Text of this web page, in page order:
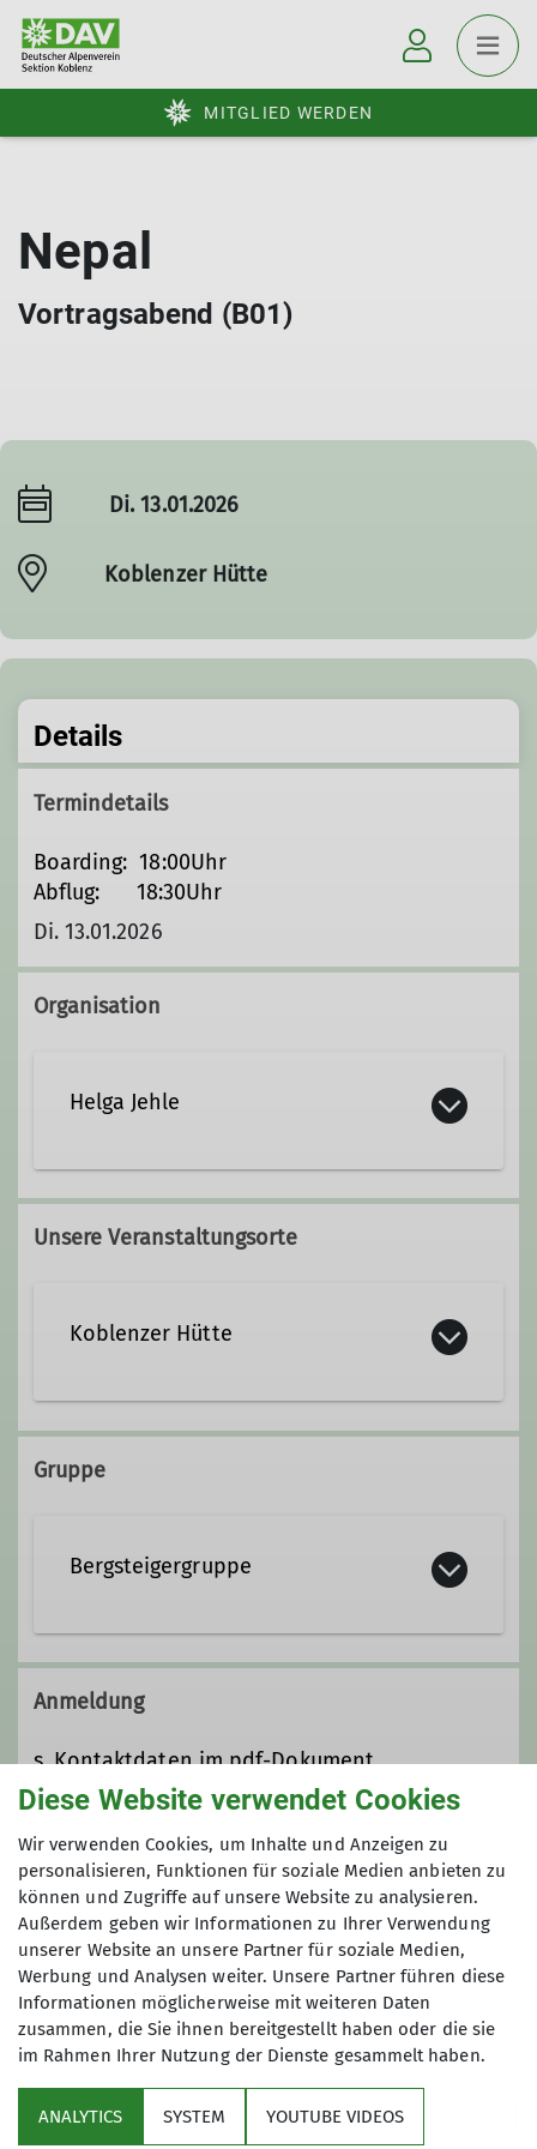
MITGLIED WERDEN
Nepal
Vortragsabend (B01)
Di. 13.01.2026
Koblenzer Hütte
Details
Termindetails
Boarding: 18:00Uhr
Abflug: 18:30Uhr
Di. 13.01.2026
Organisation
Helga Jehle
Unsere Veranstaltungsorte
Koblenzer Hütte
Kolonnenweg 7
Gruppe
Bergsteigergruppe
In der Bergsteigergruppe teilen wir
die Begeisterung Touren in den Alpen
und in der Heimatregion zu
unternehmen. In den Alpen gehen wir
mehrere Tage mit unserem Rucksack
von Hütte zu Hütte. Zur Vorbereitung
und zum Kennenlernen führen wir
Tageswanderungen in Eifel, Hunsrück,
Taunus und Westerwald durch. Unsere
geplanten Touren und Wanderungen
sind ausnahmslos
Gemeinschaftsunternehmungen. Bei
Interesse sind die angegebenen
Schwierigkeitsgrade für Bergwege und
Klettersteige zu beachten. Die
erfolgreiche Teilnahme an einem
alpinen Grundkurs ist erwünscht.
Anmeldung
s. Kontaktdaten im pdf-Dokument
Anmeldung bis
11.01.2026
Sektion
Diese Website verwendet Cookies
Wir verwenden Cookies, um Inhalte und Anzeigen zu
personalisieren, Funktionen für soziale Medien anbieten zu
können und Zugriffe auf unsere Website zu analysieren.
Außerdem geben wir Informationen zu Ihrer Verwendung
unserer Website an unsere Partner für soziale Medien,
Werbung und Analysen weiter. Unsere Partner führen diese
Informationen möglicherweise mit weiteren Daten
zusammen, die Sie ihnen bereitgestellt haben oder die sie
im Rahmen Ihrer Nutzung der Dienste gesammelt haben.
ANALYTICS SYSTEM YOUTUBE VIDEOS